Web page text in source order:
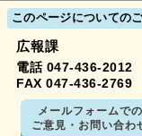
このページについての
広報課
電話 047-436-2012
FAX 047-436-2769
メールフォームでの
ご意見・お問い合わ